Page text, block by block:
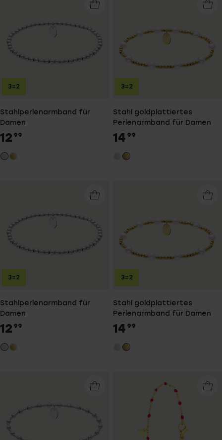
Stahlperlenarmband für
Damen
12 99
3=2
Stahl goldplattiertes
Perlenarmband für Damen
14 99
3=2
Stahlperlenarmband für
Damen
12 99
3=2
Stahl goldplattiertes
Perlenarmband für Damen
14 99
3=2